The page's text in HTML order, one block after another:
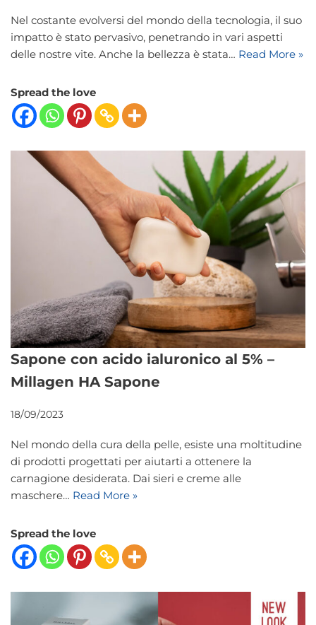
Nel costante evolversi del mondo della tecnologia, il suo
impatto è stato pervasivo, penetrando in vari aspetti
delle nostre vite. Anche la bellezza è stata… Read More »
Spread the love
Sapone con acido ialuronico al 5% –
Millagen HA Sapone
18/09/2023
Nel mondo della cura della pelle, esiste una moltitudine
di prodotti progettati per aiutarti a ottenere la
carnagione desiderata. Dai sieri e creme alle
maschere… Read More »
Spread the love